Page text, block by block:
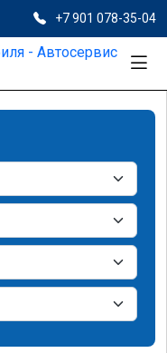
+7 901 078-35-04